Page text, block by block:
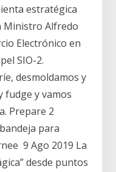
estratégica
Ministro Alfredo
Electrónico en
SIO-2.
desmoldamos y
fudge y vamos
Prepare 2
para
9 Ago 2019 La
desde puntos